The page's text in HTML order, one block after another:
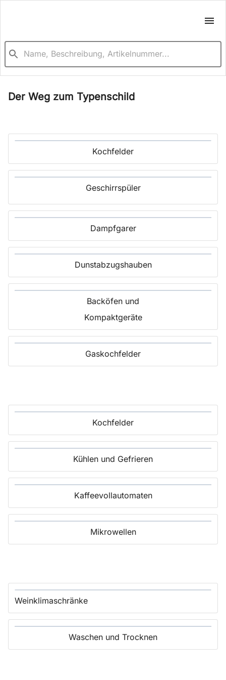
Der Weg zum Typenschild
Kochfelder
Geschirrspüler
Dampfgarer
Dunstabzugshauben
Backöfen und
Kompaktgeräte
Gaskochfelder
Kochfelder
Kühlen und Gefrieren
Kaffeevollautomaten
Mikrowellen
Weinklimaschränke
Waschen und Trocknen